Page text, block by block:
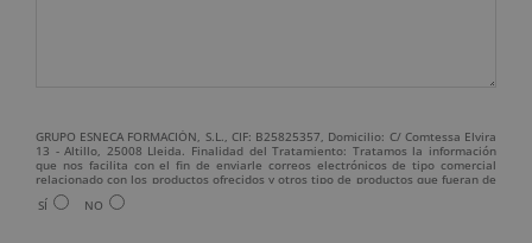
GRUPO ESNECA FORMACIÓN, S.L., CIF: B25825357, Domicilio: C/ Comtessa Elvira
13 - Altillo, 25008 Lleida. Finalidad del Tratamiento: Tratamos la información
que nos facilita con el fin de enviarle correos electrónicos de tipo comercial
relacionado con los productos ofrecidos y otros tipo de productos que fueran de
su interés. Legitimación del tratamiento: Consentimiento del interesado.
Derechos: Puede ejercitar sus derechos identificándose suficientemente,
SÍ NO